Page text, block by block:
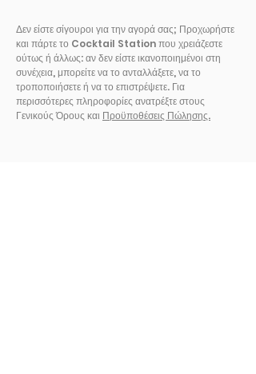
Δεν είστε σίγουροι για την αγορά σας; Προχωρήστε
και πάρτε το Cocktail Station που χρειάζεστε
ούτως ή άλλως: αν δεν είστε ικανοποιημένοι στη
συνέχεια, μπορείτε να το ανταλλάξετε, να το
τροποποιήσετε ή να το επιστρέψετε. Για
περισσότερες πληροφορίες ανατρέξτε στους
Γενικούς Όρους και Προϋποθέσεις Πώλησης.